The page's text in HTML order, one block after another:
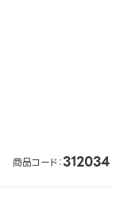
商品コード：312034